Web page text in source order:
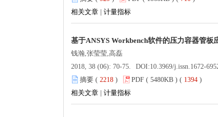
相关文章
计量指标
基于ANSYS Workbench软件的压力容器管板
钱瀚,张莹莹,高磊
2018, 38 (06): 70-75.
DOI:10.3969/j.issn.1672-
摘要 ( 2218 ) PDF ( 5480KB ) ( 1394 )
相关文章
计量指标